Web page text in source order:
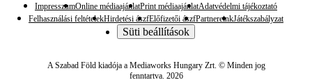
ImpresszumOnline médiaajánlatPrint médiaajánlatAdatvédelmi tájékoztató
Felhasználási feltételekHirdetési ászfElőfizetői ászfPartnereinkJátékszabályzat
Süti beállítások
A Szabad Föld kiadója a Mediaworks Hungary Zrt. © Minden jog
fenntartva. 2026